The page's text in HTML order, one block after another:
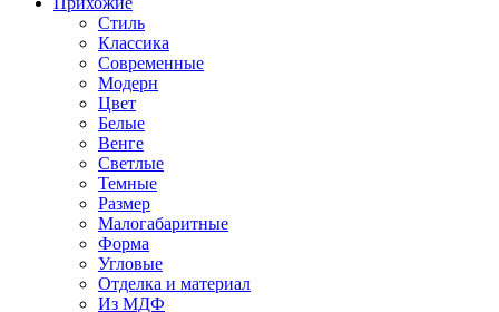
Стиль
Классика
Современные
Модерн
Цвет
Белые
Венге
Светлые
Темные
Размер
Малогабаритные
Форма
Угловые
Отделка и материал
Из МДФ